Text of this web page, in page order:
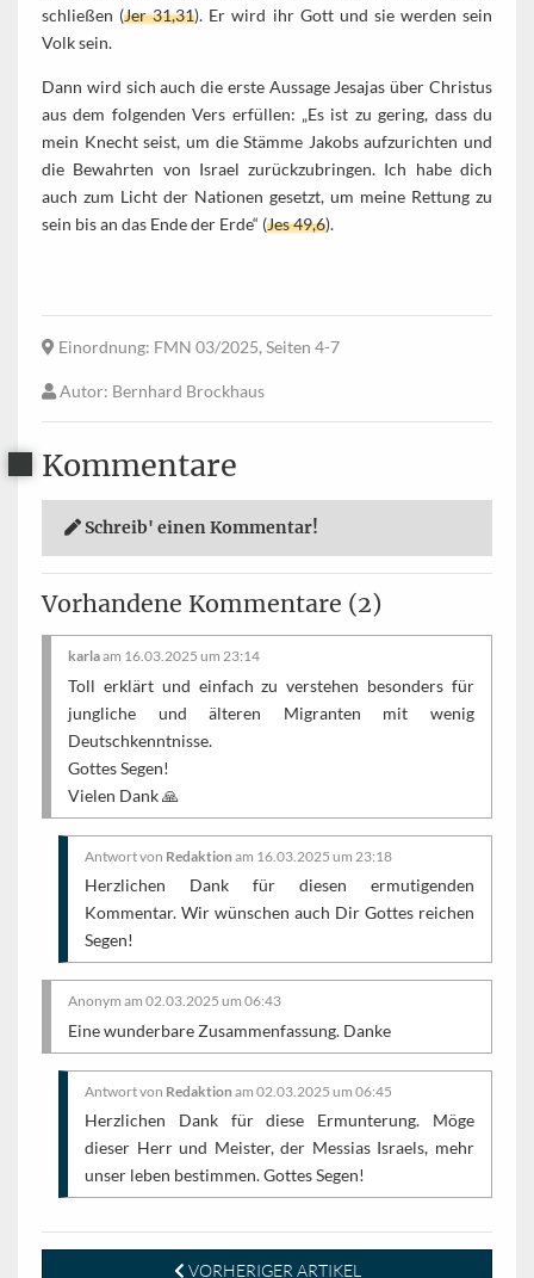
schließen (Jer 31,31). Er wird ihr Gott und sie werden sein
Volk sein.
Dann wird sich auch die erste Aussage Jesajas über Christus
aus dem folgenden Vers erfüllen: „Es ist zu gering, dass du
mein Knecht seist, um die Stämme Jakobs aufzurichten und
die Bewahrten von Israel zurückzubringen. Ich habe dich
auch zum Licht der Nationen gesetzt, um meine Rettung zu
sein bis an das Ende der Erde“ (Jes 49,6).
Einordnung: FMN 03/2025, Seiten 4-7
Autor: Bernhard Brockhaus
Kommentare
Schreib' einen Kommentar!
Vorhandene Kommentare (2)
karlaam 16.03.2025 um 23:14
Toll erklärt und einfach zu verstehen besonders für
jungliche und älteren Migranten mit wenig
Deutschkenntnisse.
Gottes Segen!
Vielen Dank 🙏
Antwort von Redaktion am 16.03.2025 um 23:18
Herzlichen Dank für diesen ermutigenden
Kommentar. Wir wünschen auch Dir Gottes reichen
Segen!
Anonym am 02.03.2025 um 06:43
Eine wunderbare Zusammenfassung. Danke
Antwort von Redaktion am 02.03.2025 um 06:45
Herzlichen Dank für diese Ermunterung. Möge
dieser Herr und Meister, der Messias Israels, mehr
unser leben bestimmen. Gottes Segen!
VORHERIGER ARTIKEL